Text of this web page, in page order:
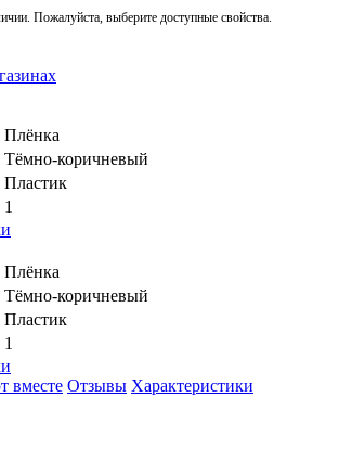
Пожалуйста, выберите доступные свойства.
Плёнка
Тёмно-коричневый
Пластик
1
Плёнка
Тёмно-коричневый
Пластик
1
вместе Отзывы Характеристики